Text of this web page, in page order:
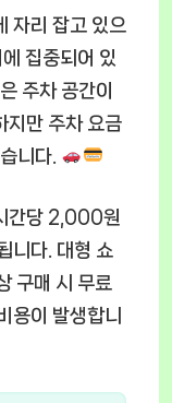
자리 잡고 있으
집중되어 있
주차 공간이
지만 주차 요금
니다.
간당 2,000원
니다. 대형 쇼
구매 시 무료
용이 발생합니